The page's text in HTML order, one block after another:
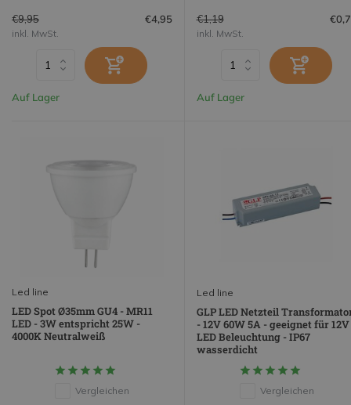
€9,95 €4,95
inkl. MwSt.
Auf Lager
€1,19
inkl. MwSt.
Auf Lager
Led line
LED Spot Ø35mm GU4 - MR11
LED - 3W entspricht 25W -
4000K Neutralweiß
Vergleichen
Led line
GLP LED Netzteil
- 12V 60W 5A - geeignet für 12V
LED Beleuchtung - IP67
wasserdicht
Vergleichen